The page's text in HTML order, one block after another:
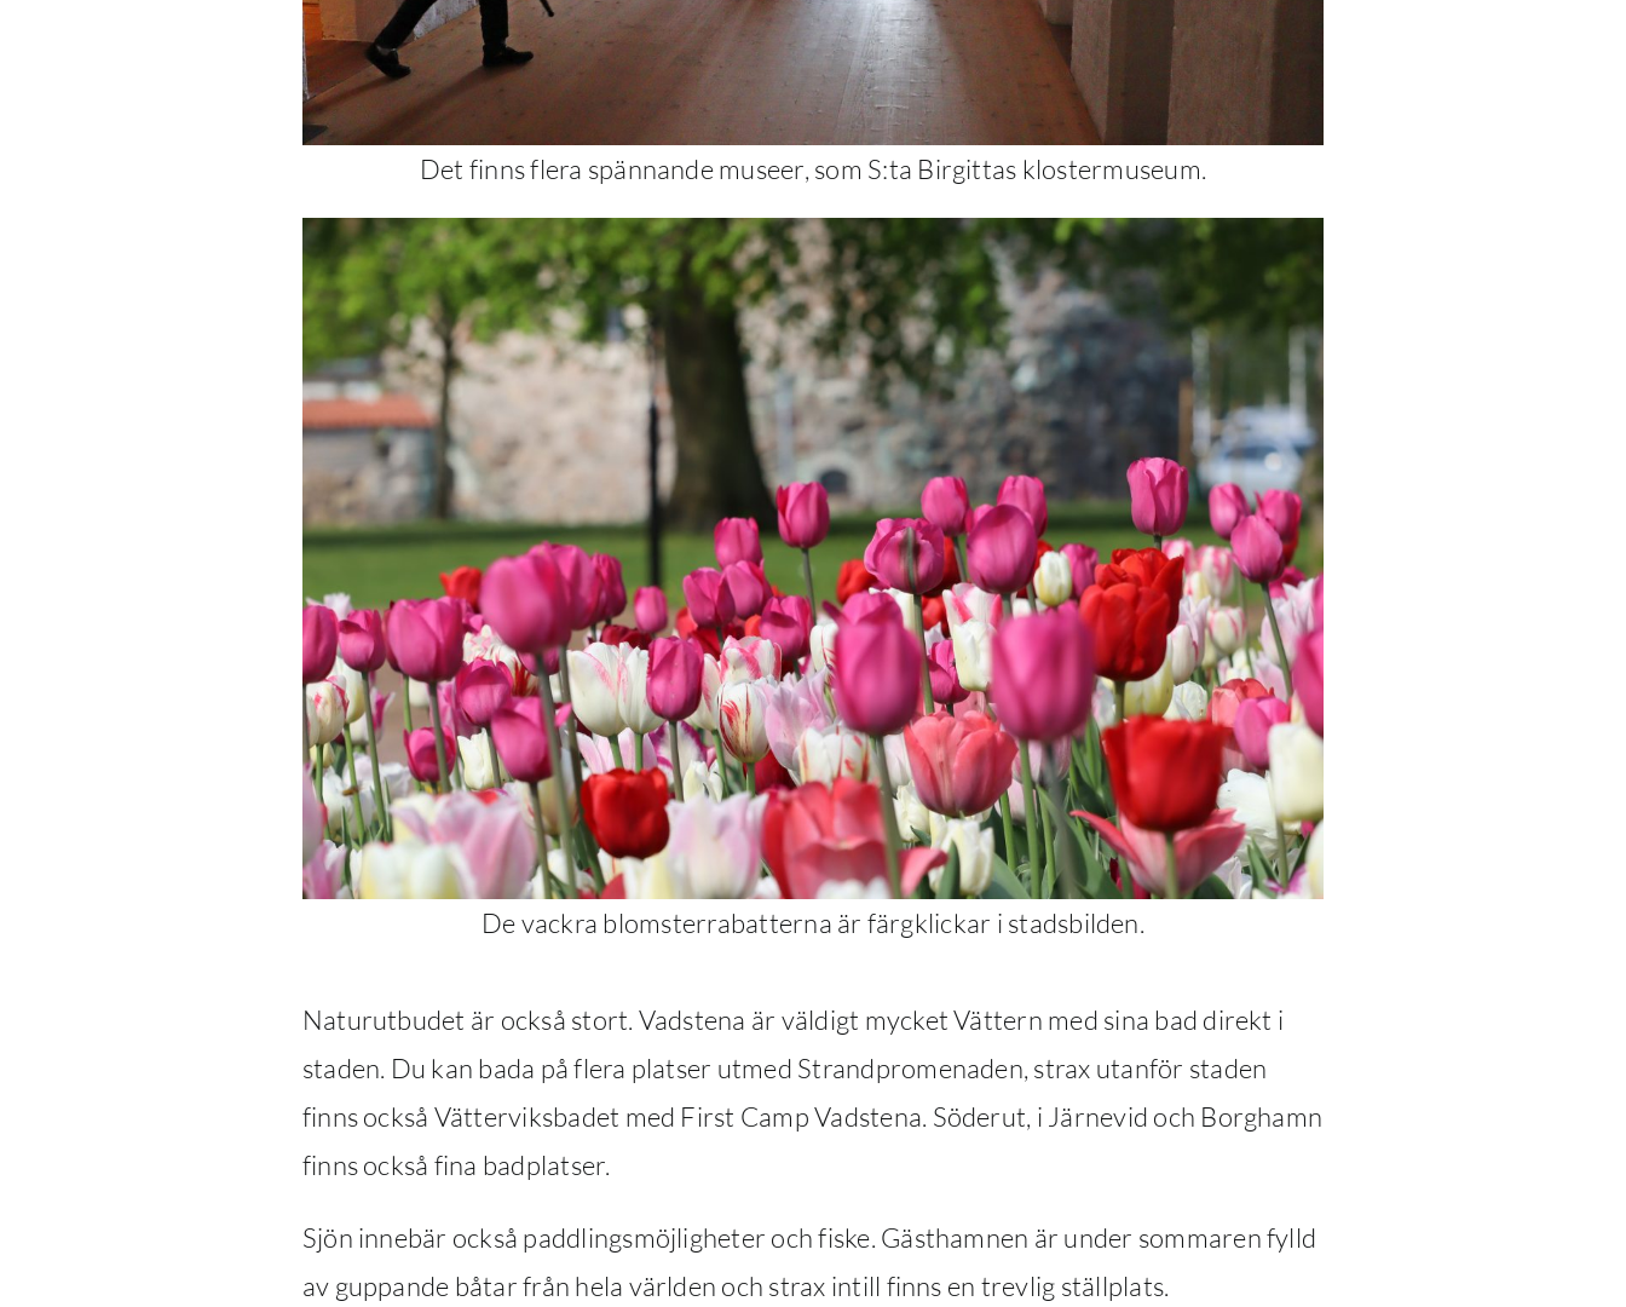
Det finns flera spännande museer, som S:ta Birgittas klostermuseum.
De vackra blomsterrabatterna är färgklickar i stadsbilden.
Naturutbudet är också stort. Vadstena är väldigt mycket Vättern med sina bad direkt i
staden. Du kan bada på flera platser utmed Strandpromenaden, strax utanför staden
finns också Vätterviksbadet med First Camp Vadstena. Söderut, i Järnevid och Borghamn
finns också fina badplatser.
Sjön innebär också paddlingsmöjligheter och fiske. Gästhamnen är under sommaren fylld
av guppande båtar från hela världen och strax intill finns en trevlig ställplats.